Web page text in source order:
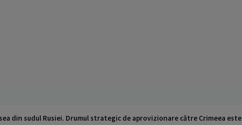
din sudul Rusiei. Drumul strategic de aprovizionare către Crimeea este